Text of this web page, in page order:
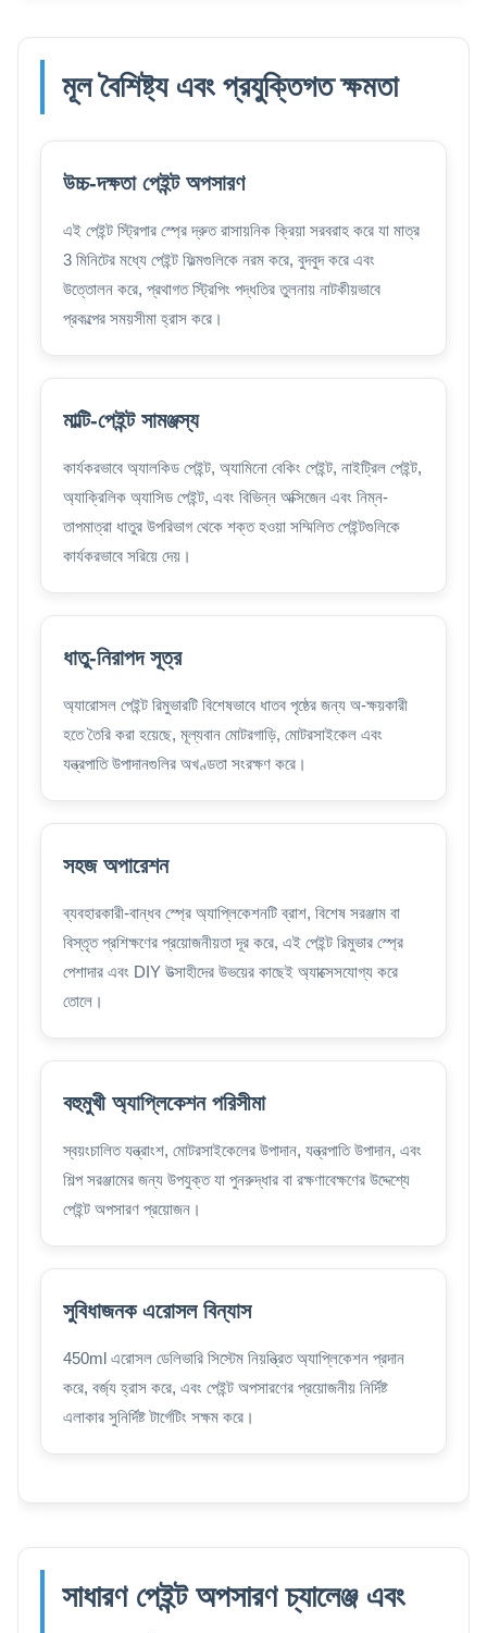
মূল বৈশিষ্ট্য এবং প্রযুক্তিগত ক্ষমতা
উচ্চ-দক্ষতা পেইন্ট অপসারণ
এই পেইন্ট স্ট্রিপার স্প্রে দ্রুত রাসায়নিক ক্রিয়া সরবরাহ করে যা মাত্র
3 মিনিটের মধ্যে পেইন্ট ফিল্মগুলিকে নরম করে, বুদবুদ করে এবং
উত্তোলন করে, প্রথাগত স্ট্রিপিং পদ্ধতির তুলনায় নাটকীয়ভাবে
প্রকল্পের সময়সীমা হ্রাস করে।
মাল্টি-পেইন্ট সামঞ্জস্য
কার্যকরভাবে অ্যালকিড পেইন্ট, অ্যামিনো বেকিং পেইন্ট, নাইট্রিল পেইন্ট,
অ্যাক্রিলিক অ্যাসিড পেইন্ট, এবং বিভিন্ন অক্সিজেন এবং নিম্ন-
তাপমাত্রা ধাতুর উপরিভাগ থেকে শক্ত হওয়া সম্মিলিত পেইন্টগুলিকে
কার্যকরভাবে সরিয়ে দেয়।
ধাতু-নিরাপদ সূত্র
অ্যারোসল পেইন্ট রিমুভারটি বিশেষভাবে ধাতব পৃষ্ঠের জন্য অ-ক্ষয়কারী
হতে তৈরি করা হয়েছে, মূল্যবান মোটরগাড়ি, মোটরসাইকেল এবং
যন্ত্রপাতি উপাদানগুলির অখণ্ডতা সংরক্ষণ করে।
সহজ অপারেশন
ব্যবহারকারী-বান্ধব স্প্রে অ্যাপ্লিকেশনটি ব্রাশ, বিশেষ সরঞ্জাম বা
বিস্তৃত প্রশিক্ষণের প্রয়োজনীয়তা দূর করে, এই পেইন্ট রিমুভার স্প্রে
পেশাদার এবং DIY উত্সাহীদের উভয়ের কাছেই অ্যাক্সেসযোগ্য করে
তোলে।
বহুমুখী অ্যাপ্লিকেশন পরিসীমা
স্বয়ংচালিত যন্ত্রাংশ, মোটরসাইকেলের উপাদান, যন্ত্রপাতি উপাদান, এবং
শিল্প সরঞ্জামের জন্য উপযুক্ত যা পুনরুদ্ধার বা রক্ষণাবেক্ষণের উদ্দেশ্যে
পেইন্ট অপসারণ প্রয়োজন।
সুবিধাজনক এরোসল বিন্যাস
450ml এরোসল ডেলিভারি সিস্টেম নিয়ন্ত্রিত অ্যাপ্লিকেশন প্রদান
করে, বর্জ্য হ্রাস করে, এবং পেইন্ট অপসারণের প্রয়োজনীয় নির্দিষ্ট
এলাকার সুনির্দিষ্ট টার্গেটিং সক্ষম করে।
সাধারণ পেইন্ট অপসারণ চ্যালেঞ্জ এবং